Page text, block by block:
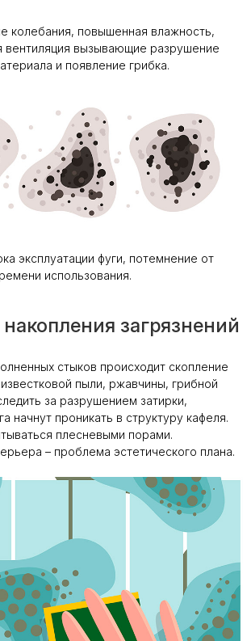
колебания, повышенная влажность,
вентиляция вызывающие разрушение
и появление грибка.
эксплуатации фуги, потемнение от
использования.
загрязнений
стыков происходит скопление
пыли, ржавчины, грибной
за разрушением затирки,
начнут проникать в структуру кафеля.
плесневыми порами.
– проблема эстетического плана.